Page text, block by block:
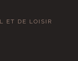
ET DE LOISIR